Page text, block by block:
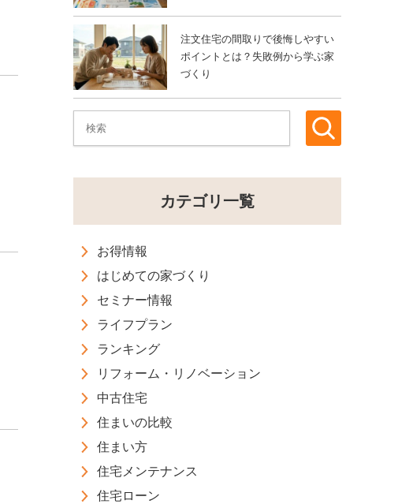
注文住宅の間取りで後悔しやすい
ポイントとは？失敗例から学ぶ家
づくり
カテゴリ一覧
お得情報
はじめての家づくり
セミナー情報
ライフプラン
ランキング
リフォーム・リノベーション
中古住宅
住まいの比較
住まい方
住宅メンテナンス
住宅ローン